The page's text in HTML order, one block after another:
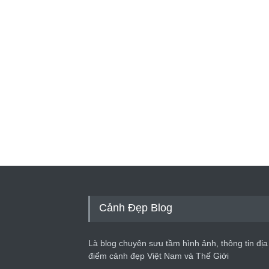
Cảnh Đẹp Blog
Là blog chuyên sưu tầm hình ảnh, thông tin địa
điểm cảnh đẹp Việt Nam và Thế Giới